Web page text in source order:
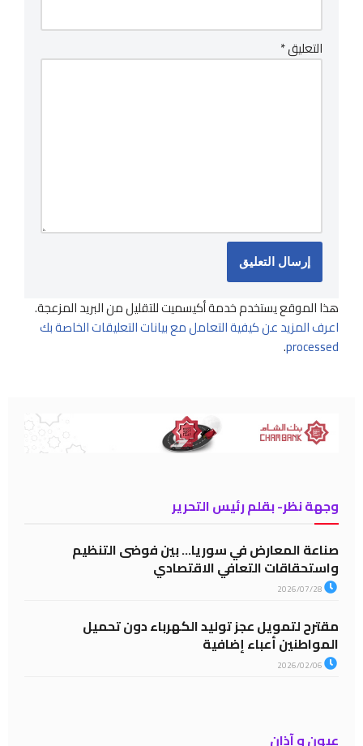
التعليق*
هذا الموقع يستخدم خدمة أكيسميت للتقليل من البريد المزعجة.
اعرف المزيد عن كيفية التعامل مع بيانات التعليقات الخاصة بك
processed
.
وجهة نظر- بقلم رئيس التحرير
صناعة المعارض في سوريا… بين فوضى التنظيم
واستحقاقات التعافي الاقتصادي
مقترح لتمويل عجز توليد الكهرباء دون تحميل
المواطنين أعباء إضافية
عيون و آذان